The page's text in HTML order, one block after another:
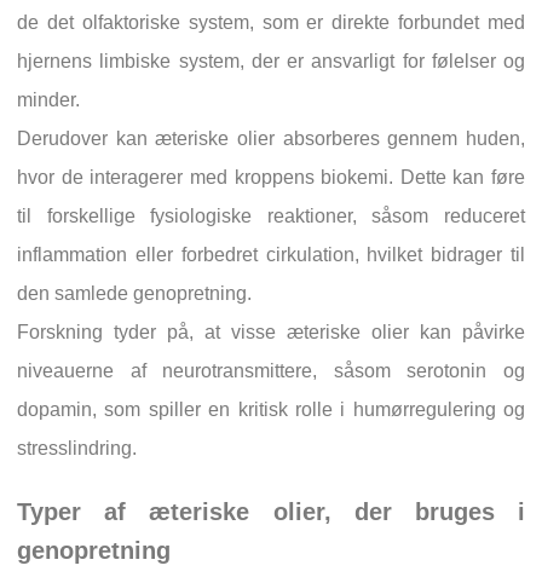
de det olfaktoriske system, som er direkte forbundet med
hjernens limbiske system, der er ansvarligt for følelser og
minder.
Derudover kan æteriske olier absorberes gennem huden,
hvor de interagerer med kroppens biokemi. Dette kan føre
til forskellige fysiologiske reaktioner, såsom reduceret
inflammation eller forbedret cirkulation, hvilket bidrager til
den samlede genopretning.
Forskning tyder på, at visse æteriske olier kan påvirke
niveauerne af neurotransmittere, såsom serotonin og
dopamin, som spiller en kritisk rolle i humørregulering og
stresslindring.
Typer af æteriske olier, der bruges i
genopretning